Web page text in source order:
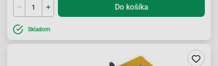
Do košíka
Skladom